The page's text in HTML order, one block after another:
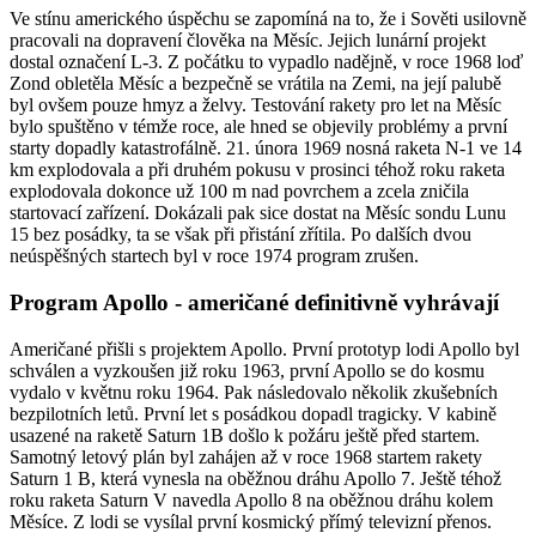
Ve stínu amerického úspěchu se zapomíná na to, že i Sověti usilovně
pracovali na dopravení člověka na Měsíc. Jejich lunární projekt
dostal označení L-3. Z počátku to vypadlo nadějně, v roce 1968 loď
Zond obletěla Měsíc a bezpečně se vrátila na Zemi, na její palubě
byl ovšem pouze hmyz a želvy. Testování rakety pro let na Měsíc
bylo spuštěno v témže roce, ale hned se objevily problémy a první
starty dopadly katastrofálně. 21. února 1969 nosná raketa N-1 ve 14
km explodovala a při druhém pokusu v prosinci téhož roku raketa
explodovala dokonce už 100 m nad povrchem a zcela zničila
startovací zařízení. Dokázali pak sice dostat na Měsíc sondu Lunu
15 bez posádky, ta se však při přistání zřítila. Po dalších dvou
neúspěšných startech byl v roce 1974 program zrušen.
Program Apollo - američané definitivně vyhrávají
Američané přišli s projektem Apollo. První prototyp lodi Apollo byl
schválen a vyzkoušen již roku 1963, první Apollo se do kosmu
vydalo v květnu roku 1964. Pak následovalo několik zkušebních
bezpilotních letů. První let s posádkou dopadl tragicky. V kabině
usazené na raketě Saturn 1B došlo k požáru ještě před startem.
Samotný letový plán byl zahájen až v roce 1968 startem rakety
Saturn 1 B, která vynesla na oběžnou dráhu Apollo 7. Ještě téhož
roku raketa Saturn V navedla Apollo 8 na oběžnou dráhu kolem
Měsíce. Z lodi se vysílal první kosmický přímý televizní přenos.